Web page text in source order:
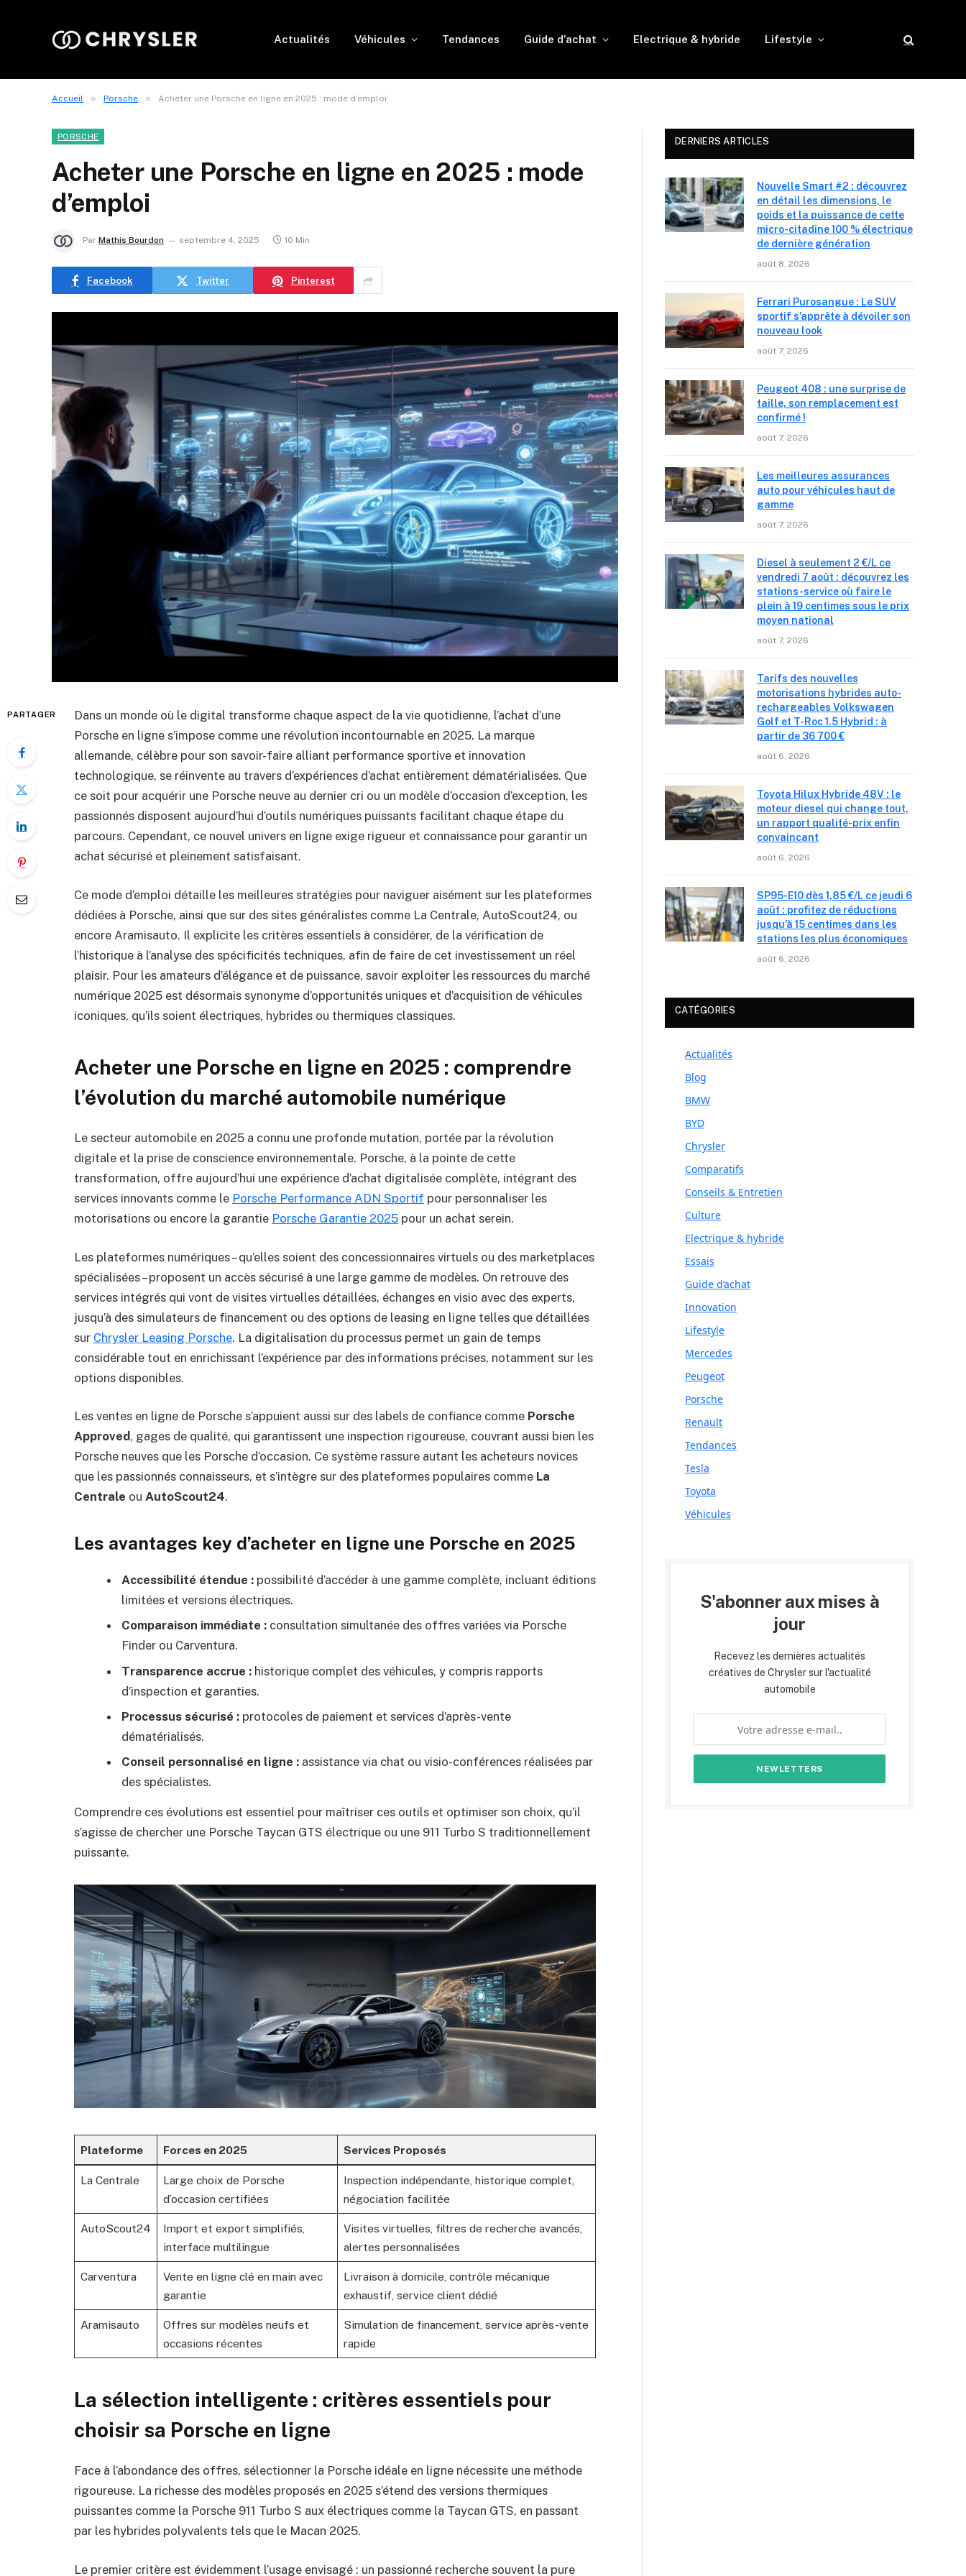
Actualités Véhicules Tendances Guide d’achat Electrique & hybride Lifestyle
Accueil » Porsche » Acheter une Porsche en ligne en 2025 : mode d’emploi
PORSCHE
Acheter une Porsche en ligne en 2025 : mode
d’emploi
Par Mathis Bourdon septembre 4, 2025 10 Min
Facebook Twitter Pinterest
PARTAGER
Dans un monde où le digital transforme chaque aspect de la vie quotidienne, l’achat d’une
Porsche en ligne s’impose comme une révolution incontournable en 2025. La marque
allemande, célèbre pour son savoir-faire alliant performance sportive et innovation
technologique, se réinvente au travers d’expériences d’achat entièrement dématérialisées. Que
ce soit pour acquérir une Porsche neuve au dernier cri ou un modèle d’occasion d’exception, les
passionnés disposent aujourd’hui d’outils numériques puissants facilitant chaque étape du
parcours. Cependant, ce nouvel univers en ligne exige rigueur et connaissance pour garantir un
achat sécurisé et pleinement satisfaisant.
Ce mode d’emploi détaille les meilleures stratégies pour naviguer aisément sur les plateformes
dédiées à Porsche, ainsi que sur des sites généralistes comme La Centrale, AutoScout24, ou
encore Aramisauto. Il explicite les critères essentiels à considérer, de la vérification de
l’historique à l’analyse des spécificités techniques, afin de faire de cet investissement un réel
plaisir. Pour les amateurs d’élégance et de puissance, savoir exploiter les ressources du marché
numérique 2025 est désormais synonyme d’opportunités uniques et d’acquisition de véhicules
iconiques, qu’ils soient électriques, hybrides ou thermiques classiques.
Acheter une Porsche en ligne en 2025 : comprendre
l’évolution du marché automobile numérique
Le secteur automobile en 2025 a connu une profonde mutation, portée par la révolution
digitale et la prise de conscience environnementale. Porsche, à la pointe de cette
transformation, offre aujourd’hui une expérience d’achat digitalisée complète, intégrant des
services innovants comme le Porsche Performance ADN Sportif pour personnaliser les
motorisations ou encore la garantie Porsche Garantie 2025 pour un achat serein.
Les plateformes numériques – qu’elles soient des concessionnaires virtuels ou des marketplaces
spécialisées – proposent un accès sécurisé à une large gamme de modèles. On retrouve des
services intégrés qui vont de visites virtuelles détaillées, échanges en visio avec des experts,
jusqu’à des simulateurs de financement ou des options de leasing en ligne telles que détaillées
sur Chrysler Leasing Porsche. La digitalisation du processus permet un gain de temps
considérable tout en enrichissant l’expérience par des informations précises, notamment sur les
options disponibles.
Les ventes en ligne de Porsche s’appuient aussi sur des labels de confiance comme Porsche
Approved, gages de qualité, qui garantissent une inspection rigoureuse, couvrant aussi bien les
Porsche neuves que les Porsche d’occasion. Ce système rassure autant les acheteurs novices
que les passionnés connaisseurs, et s’intègre sur des plateformes populaires comme La
Centrale ou AutoScout24.
Les avantages key d’acheter en ligne une Porsche en 2025
Accessibilité étendue : possibilité d’accéder à une gamme complète, incluant éditions
limitées et versions électriques.
Comparaison immédiate : consultation simultanée des offres variées via Porsche
Finder ou Carventura.
Transparence accrue : historique complet des véhicules, y compris rapports
d’inspection et garanties.
Processus sécurisé : protocoles de paiement et services d’après-vente
dématérialisés.
Conseil personnalisé en ligne : assistance via chat ou visio-conférences réalisées par
des spécialistes.
Comprendre ces évolutions est essentiel pour maîtriser ces outils et optimiser son choix, qu’il
s’agisse de chercher une Porsche Taycan GTS électrique ou une 911 Turbo S traditionnellement
puissante.
Plateforme Forces en 2025 Services Proposés
La Centrale
Large choix de Porsche
d’occasion certifiées
Inspection indépendante, historique complet,
négociation facilitée
AutoScout24
Import et export simplifiés,
interface multilingue
Visites virtuelles, filtres de recherche avancés,
alertes personnalisées
Carventura
Vente en ligne clé en main avec
garantie
Livraison à domicile, contrôle mécanique
exhaustif, service client dédié
Aramisauto
Offres sur modèles neufs et
occasions récentes
Simulation de financement, service après-vente
rapide
La sélection intelligente : critères essentiels pour
choisir sa Porsche en ligne
Face à l’abondance des offres, sélectionner la Porsche idéale en ligne nécessite une méthode
rigoureuse. La richesse des modèles proposés en 2025 s’étend des versions thermiques
puissantes comme la Porsche 911 Turbo S aux électriques comme la Taycan GTS, en passant
par les hybrides polyvalents tels que le Macan 2025.
Le premier critère est évidemment l’usage envisagé : un passionné recherche souvent la pure
DERNIERS ARTICLES
Nouvelle Smart #2 : découvrez
en détail les dimensions, le
poids et la puissance de cette
micro-citadine 100 % électrique
de dernière génération
août 8, 2026
Ferrari Purosangue : Le SUV
sportif s’apprête à dévoiler son
nouveau look
août 7, 2026
Peugeot 408 : une surprise de
taille, son remplacement est
confirmé !
août 7, 2026
Les meilleures assurances
auto pour véhicules haut de
gamme
août 7, 2026
Diesel à seulement 2 €/L ce
vendredi 7 août : découvrez les
stations-service où faire le
plein à 19 centimes sous le prix
moyen national
août 7, 2026
Tarifs des nouvelles
motorisations hybrides auto-
rechargeables Volkswagen
Golf et T-Roc 1.5 Hybrid : à
partir de 36 700 €
août 6, 2026
Toyota Hilux Hybride 48V : le
moteur diesel qui change tout,
un rapport qualité-prix enfin
convaincant
août 6, 2026
SP95-E10 dès 1,85 €/L ce jeudi 6
août : profitez de réductions
jusqu’à 15 centimes dans les
stations les plus économiques
août 6, 2026
CATÉGORIES
Actualités
Blog
BMW
BYD
Chrysler
Comparatifs
Conseils & Entretien
Culture
Electrique & hybride
Essais
Guide d’achat
Innovation
Lifestyle
Mercedes
Peugeot
Porsche
Renault
Tendances
Tesla
Toyota
Véhicules
S'abonner aux mises à
jour
Recevez les dernières actualités
créatives de Chrysler sur l'actualité
automobile